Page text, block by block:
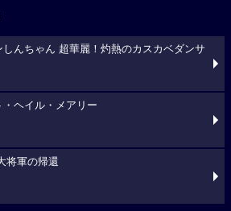
しんちゃん 超華麗！灼熱のカスカベダンサ
・ヘイル・メアリー
将軍の帰還